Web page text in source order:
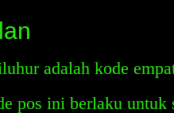
adalah kode
pos ini berlaku untuk